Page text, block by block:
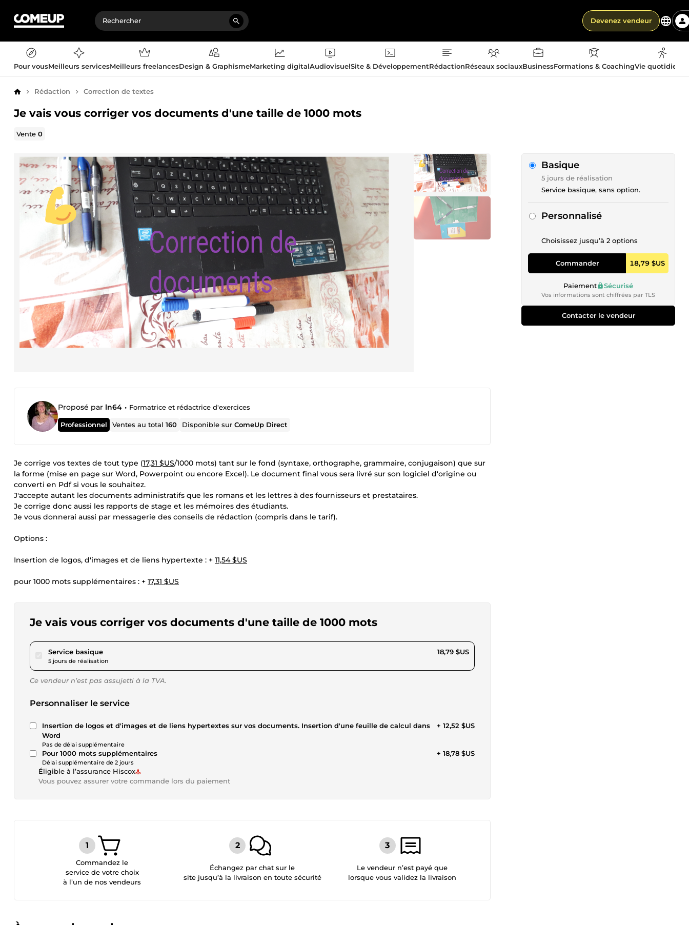
Devenez vendeur
Pour vousMeilleurs servicesMeilleurs freelancesDesign & GraphismeMarketing digitalAudiovisuelSite & DéveloppementRédactionRéseaux sociauxBusinessFormations & CoachingVie
AccueilRédaction Correction de textes
Je vais vous corriger vos documents d'une taille de 1000 mots
Vente0
Proposé par ln64 • Formatrice et rédactrice d'exercices
Professionnel Ventes au total160 Disponible surComeUp Direct
Je corrige vos textes de tout type (17,31 $US/1000 mots) tant sur le fond (syntaxe, orthographe, grammaire, conjugaison) que sur
la forme (mise en page sur Word, Powerpoint ou encore Excel). Le document final vous sera livré sur son logiciel d'origine ou
converti en Pdf si vous le souhaitez.
J'accepte autant les documents administratifs que les romans et les lettres à des fournisseurs et prestataires.
Je corrige donc aussi les rapports de stage et les mémoires des étudiants.
Je vous donnerai aussi par messagerie des conseils de rédaction (compris dans le tarif).
Options :
Insertion de logos, d'images et de liens hypertexte : + 11,54 $US
pour 1000 mots supplémentaires : + 17,31 $US
Je vais vous corriger vos documents d'une taille de 1000 mots
Service basiquepour 17,31 $US
5 jours de réalisation
18,79 $US
Ce vendeur n’est pas assujetti à la TVA.
Personnaliser le service
Insertion de logos et d'images et de liens hypertextes sur vos documents. Insertion d'une feuille de calcul dans
Word
Pas de délai supplémentaire
+ 12,52 $US
Pour 1000 mots supplémentaires
Délai supplémentaire de 2 jours
+ 18,78 $US
Éligible à l’assurance Hiscox
Vous pouvez assurer votre commande lors du paiement
Basique
5 jours de réalisation
Service basique, sans option.
Personnalisé
Choisissez jusqu’à 2 options
Commander 18,79 $US
Paiement Sécurisé
Vos informations sont chiffrées par TLS
Contacter le vendeur
Commandez le
service de votre choix
à l’un de nos vendeurs
Échangez par chat sur le
site jusqu’à la livraison en toute sécurité
Le vendeur n’est payé que
lorsque vous validez la livraison